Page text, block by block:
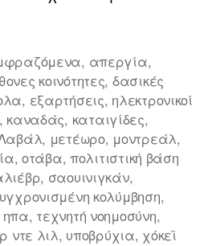
, απεργία,
κοινότητες, δασικές
, εξαρτήσεις, ηλεκτρονικοί
, καναδάς, καταιγίδες,
, μετέωρο, μοντρεάλ,
, οτάβα,πολιτιστική βάση
, σαουινιγκάν,
κολύμβηση,
ηπα, τεχνητή νοημοσύνη,
ντε λιλ, υποβρύχια, χόκεϊ